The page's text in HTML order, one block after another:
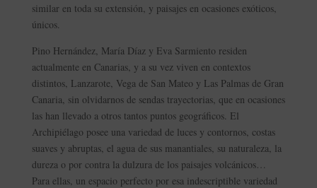
similar en toda su extensión, y paisajes en ocasiones exóticos,
únicos.
Pino Hernández, María Díaz y Eva Sarmiento residen
actualmente en Canarias, y a su vez viven en contextos
distintos, Lanzarote, Vega de San Mateo y Las Palmas de Gran
Canaria, sin olvidarnos de sendas trayectorias, que en ocasiones
las han llevado a otros tantos puntos geográficos. El
Archipiélago posee una variedad de luces y contornos, costas
suaves y abruptas, el agua de sus manantiales, su naturaleza, la
dureza o por contra la dulzura de los paisajes volcánicos…
Para ellas, un espacio perfecto por esa indescriptible variedad